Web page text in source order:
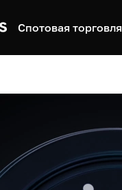
Спотовая торговля